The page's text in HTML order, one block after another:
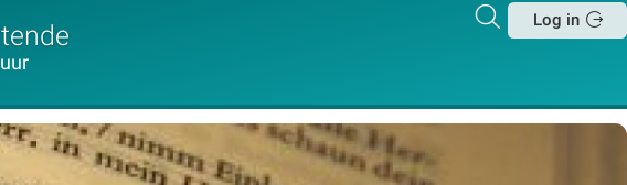
Zoeken
Log in